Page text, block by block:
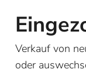
Verkauf von
oder